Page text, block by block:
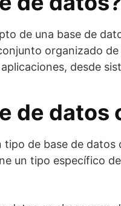
de una base de
organizado
desde
de datos
tipo de base de
un tipo específico